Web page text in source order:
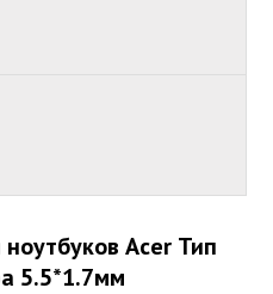
Acer Тип
5.5*1.7мм